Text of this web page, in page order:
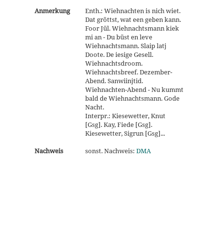
Anmerkung
Enth.: Wiehnachten is nich wiet.
Dat gröttst, wat een geben kann.
Foor Jül. Wiehnachtsmann kiek
mi an - Du büst en leve
Wiehnachtsmann. Slaip latj
Doote. De iesige Gesell.
Wiehnachtsdroom.
Wiehnachtsbreef. Dezember-
Abend. Sanwiinjtid.
Wiehnachten-Abend - Nu kummt
bald de Wiehnachtsmann. Gode
Nacht.
Interpr.: Kiesewetter, Knut
[Gsg]. Kay, Fiede [Gsg].
Kiesewetter, Sigrun [Gsg]...
Nachweis
sonst. Nachweis: DMA